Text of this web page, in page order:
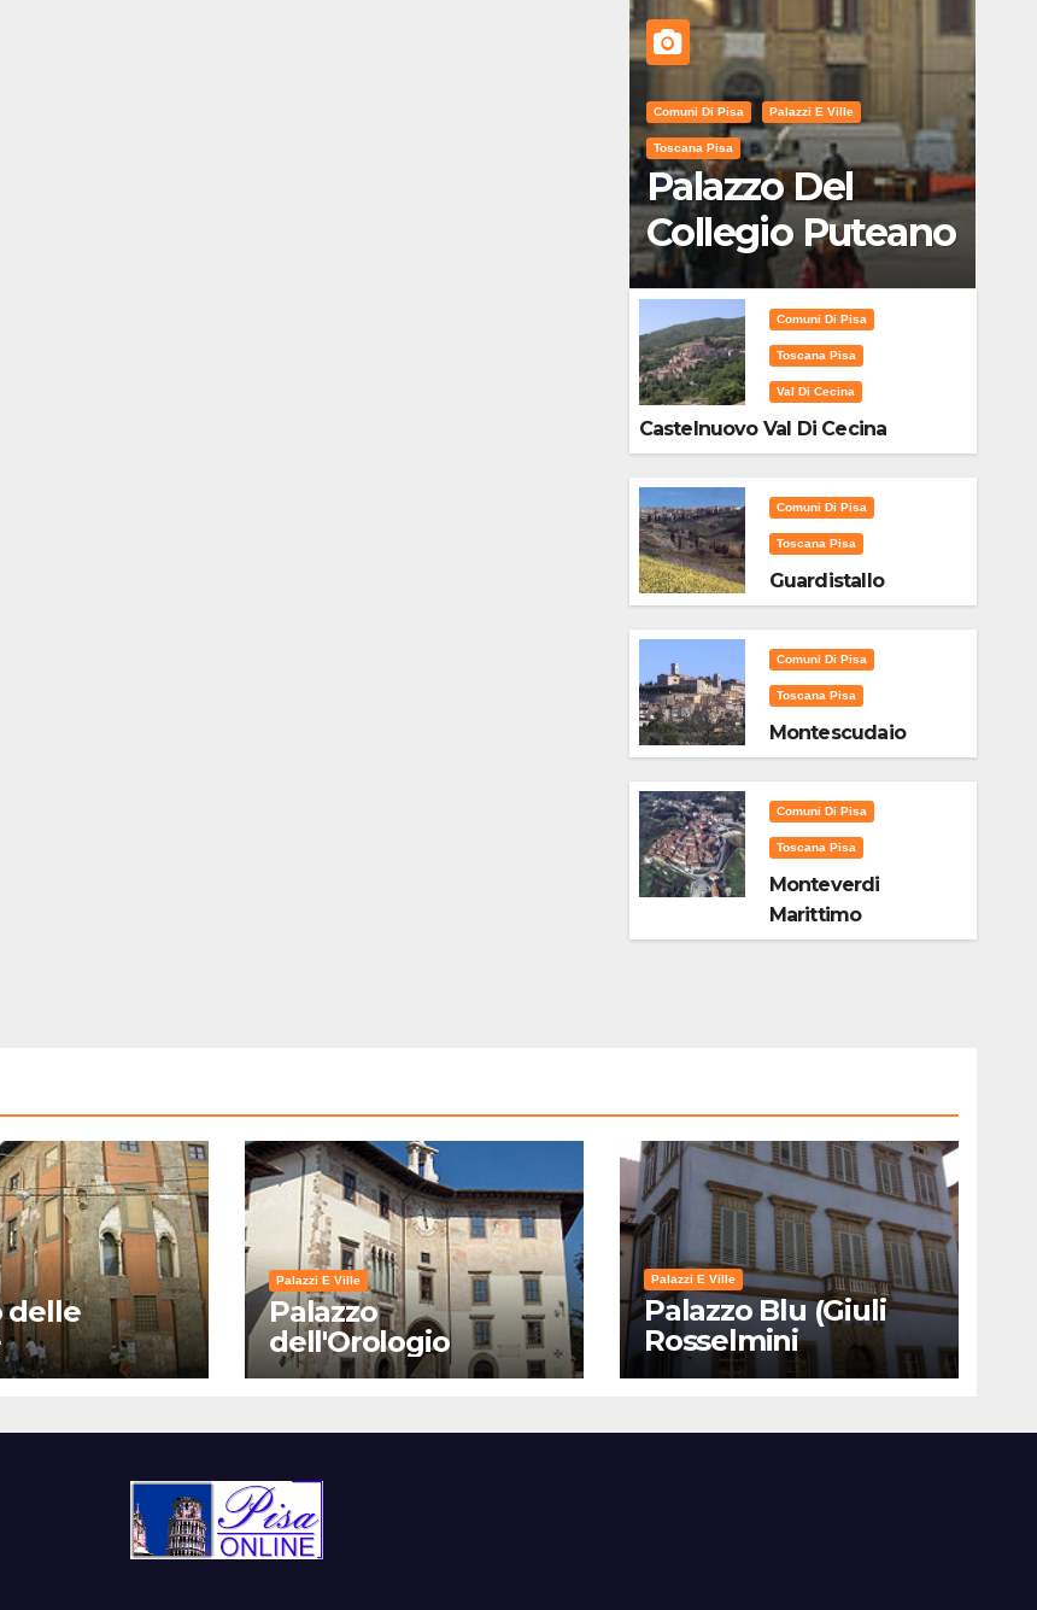
Comuni Di Pisa Palazzi E Ville
Toscana Pisa
Palazzo Del
Collegio Puteano
Comuni Di Pisa
Toscana Pisa
Val Di Cecina
Castelnuovo Val Di Cecina
Comuni Di Pisa
Toscana Pisa
Guardistallo
Comuni Di Pisa
Toscana Pisa
Montescudaio
Comuni Di Pisa
Toscana Pisa
Monteverdi
Marittimo
delle
Palazzi E Ville
Palazzo
dell'Orologio
Palazzi E Ville
Palazzo Blu (Giuli
Rosselmini
Gualandi) – Pisa:
Visita